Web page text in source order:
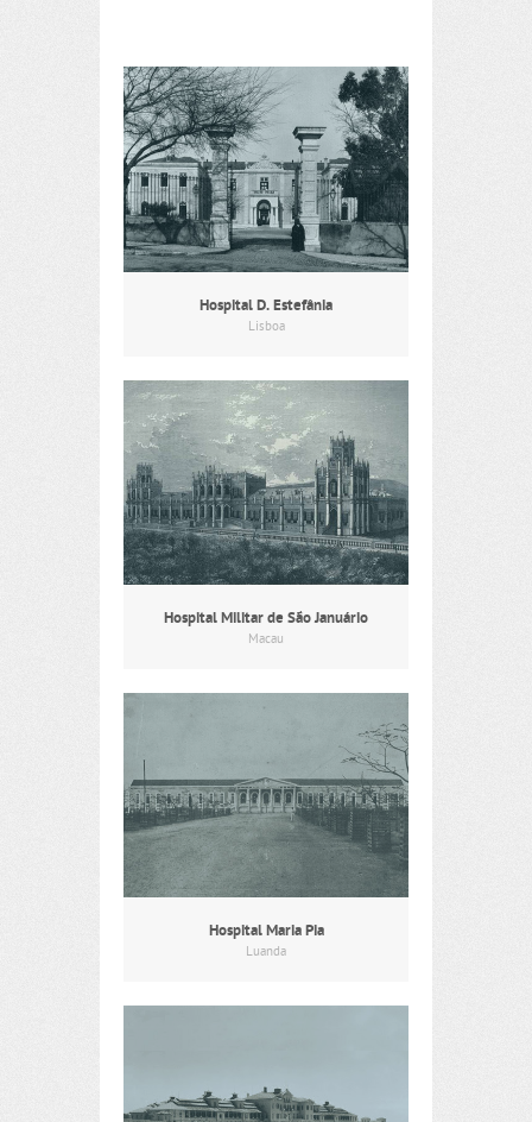
Hospital D. Estefânia
Lisboa
Hospital Militar de São Januário
Macau
Hospital Maria Pia
Luanda